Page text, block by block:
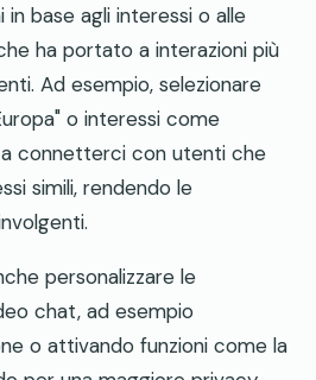
base agli interessi o alle
ha portato a interazioni più
Ad esempio, selezionare
o interessi come
connetterci con utenti che
simili, rendendo le
personalizzare le
chat, ad esempio
o attivando funzioni come la